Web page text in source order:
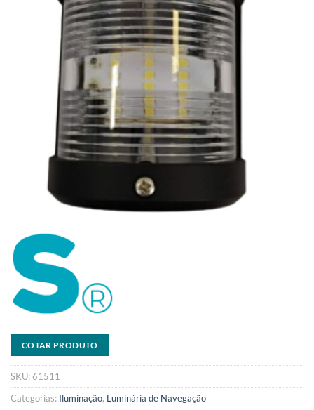
COTAR PRODUTO
SKU:61511
Categorias: Iluminação, Luminária de Navegação